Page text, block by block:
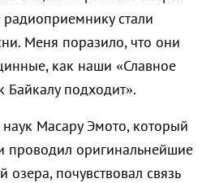
стали
Меня поразило, что они
как наши «Славное
Байкалу подходит».
Масару Эмото, который
проводил оригинальнейшие
почувствовал связь